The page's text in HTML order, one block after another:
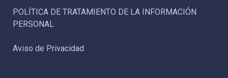
POLÍTICA DE TRATAMIENTO DE LA INFORMACIÓN
PERSONAL
Aviso de Privacidad